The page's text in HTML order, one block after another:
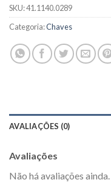
SKU:41.1140.0289
Categoria:Chaves
AVALIAÇÕES (0)
Avaliações
Não há avaliações ainda.